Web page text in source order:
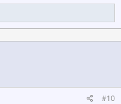
#10